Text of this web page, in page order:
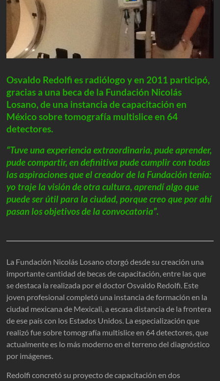
Osvaldo Redolfi es radiólogo y en 2011 participó,
gracias a una beca de la Fundación Nicolás
Losano, de una instancia de capacitación en
México sobre tomografía multislice en 64
detectores.
“Tuve una experiencia extraordinaria, pude aprender,
pude compartir, en definitiva pude cumplir con todas
las aspiraciones que el creador de la Fundación tenía:
yo traje la visión de otra cultura, aprendí algo que
puede ser útil para la ciudad, porque creo que por ahí
pasan los objetivos de la convocatoria”.
La Fundación Nicolás Losano otorgó desde su creación una
importante cantidad de becas de capacitación, entre las que
se destaca la realizada por el doctor Osvaldo Redolfi. Este
joven profesional completó una instancia de formación en la
ciudad mexicana de Mexicali, a escasa distancia de la frontera
de ese país con los Estados Unidos. La especialización que
realizó fue sobre tomografía multislice en 64 detectores, que
actualmente es lo más moderno en el terreno del diagnóstico
por imágenes.
Redolfi concretó su proyecto de capacitación en dos